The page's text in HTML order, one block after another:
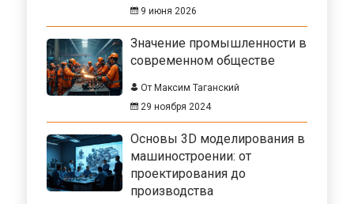
9 июня 2026
Значение промышленности в
современном обществе
От Максим Таганский
29 ноября 2024
Основы 3D моделирования в
машиностроении: от
проектирования до
производства